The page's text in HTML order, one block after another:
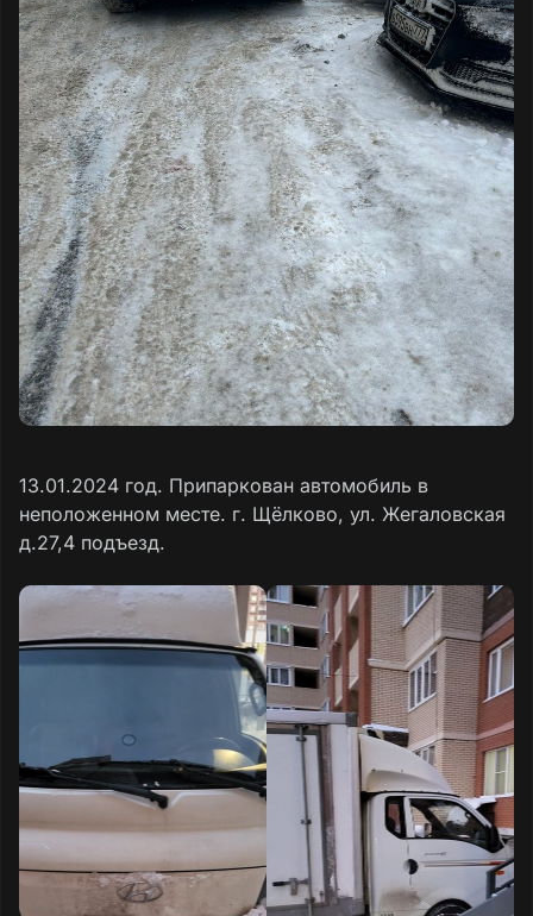
13.01.2024 год. Припаркован автомобиль в
неположенном месте. г. Щёлково, ул. Жегаловская
д.27,4 подъезд.